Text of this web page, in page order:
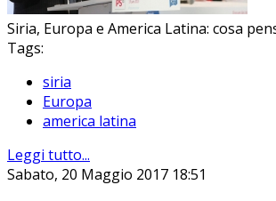
Siria, Europa e America Latina: cosa
Tags:
siria
Europa
america latina
Leggi tutto...
Sabato, 20 Maggio 2017 18:51